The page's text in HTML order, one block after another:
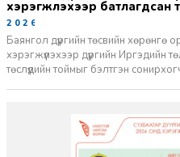
хэрэгжүүлэхээр батлагдсан
2026-03-06
Баянгол дүүргийн төсвийн
хэрэгжүүлэхээр дүүргийн Иргэдийн
төслүүдийн тоймыг бэлтгэн